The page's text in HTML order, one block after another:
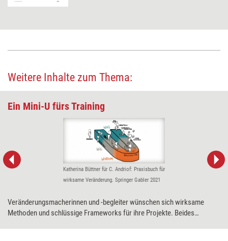
Weitere Inhalte zum Thema:
Ein Mini-U fürs Training
Katherina Büttner für C. Andriof: Praxisbuch für
wirksame Veränderung. Springer Gabler 2021
Veränderungsmacherinnen und -begleiter wünschen sich wirksame
Methoden und schlüssige Frameworks für ihre Projekte. Beides